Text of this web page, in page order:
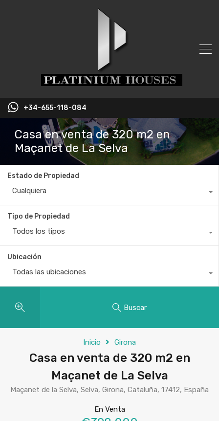
+34-655-118-084
Casa en venta de 320 m2 en
Maçanet de La Selva
Estado de Propiedad
Cualquiera
Tipo de Propiedad
Todos los tipos
Ubicación
Todas las ubicaciones
Buscar
Inicio Girona
Casa en venta de 320 m2 en
Maçanet de La Selva
Maçanet de la Selva, Selva, Girona, Cataluña, 17412, España
En Venta